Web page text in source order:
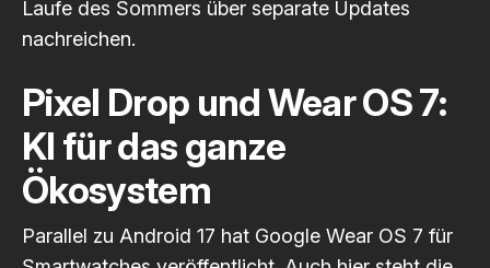
Laufe des Sommers über separate Updates
nachreichen.
Pixel Drop und Wear OS 7:
KI für das ganze
Ökosystem
Parallel zu Android 17 hat Google Wear OS 7 für